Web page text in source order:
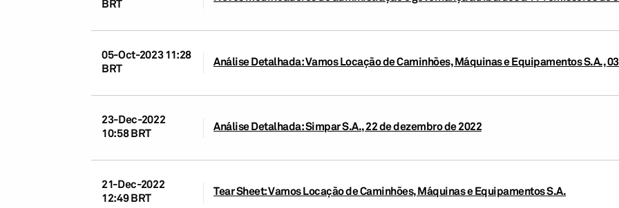
BRT
05-Oct-2023 11:28
BRT
Análise Detalhada: Vamos Locação de Caminhões, Máquinas e Equipamentos S.A.,
23-Dec-2022
10:58 BRT
Análise Detalhada: Simpar S.A., 22 de dezembro de 2022
21-Dec-2022
12:49 BRT
Tear Sheet: Vamos Locação de Caminhões, Máquinas e Equipamentos S.A.